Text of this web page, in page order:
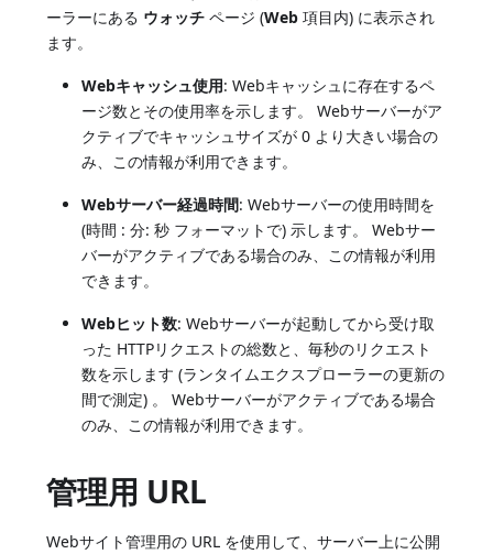
ーラーにある ウォッチ ページ (Web 項目内) に表示され
ます。
Webキャッシュ使用: Webキャッシュに存在するペ
ージ数とその使用率を示します。 Webサーバーがア
クティブでキャッシュサイズが 0 より大きい場合の
み、この情報が利用できます。
Webサーバー経過時間: Webサーバーの使用時間を
(時間 : 分: 秒 フォーマットで) 示します。 Webサー
バーがアクティブである場合のみ、この情報が利用
できます。
Webヒット数: Webサーバーが起動してから受け取
った HTTPリクエストの総数と、毎秒のリクエスト
数を示します (ランタイムエクスプローラーの更新の
間で測定) 。 Webサーバーがアクティブである場合
のみ、この情報が利用できます。
管理用 URL
Webサイト管理用の URL を使用して、サーバー上に公開